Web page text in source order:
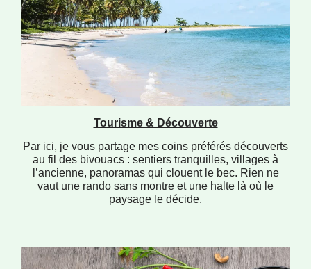
Tourisme & Découverte
Par ici, je vous partage mes coins préférés découverts
au fil des bivouacs : sentiers tranquilles, villages à
l’ancienne, panoramas qui clouent le bec. Rien ne
vaut une rando sans montre et une halte là où le
paysage le décide.